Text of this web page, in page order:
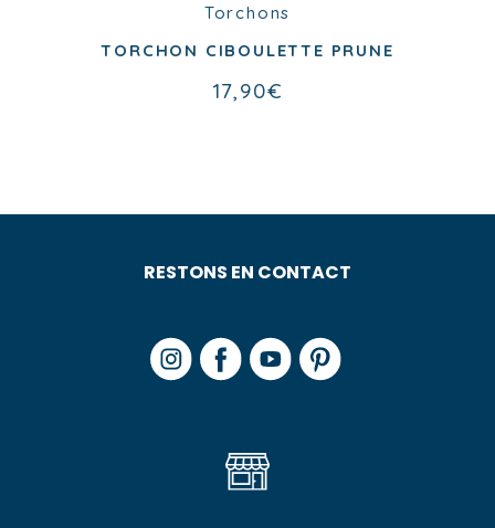
Torchons
TORCHON CIBOULETTE PRUNE
17,90€
RESTONS EN CONTACT